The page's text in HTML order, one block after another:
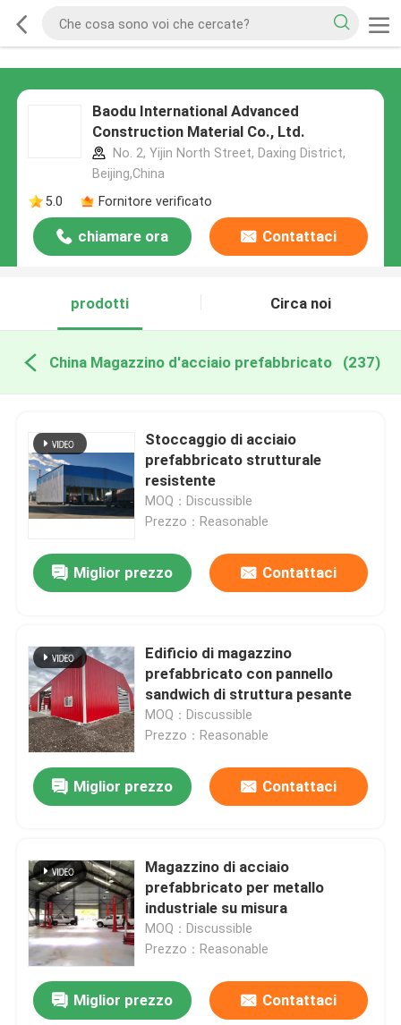
Baodu International Advanced
Construction Material Co., Ltd.
No. 2, Yijin North Street, Daxing District,
Beijing,China
5.0
Fornitore verificato
chiamare ora Contattaci
prodotti Circa noi
China Magazzino d'acciaio prefabbricato (237)
Stoccaggio di acciaio
prefabbricato strutturale
resistente
MOQ：Discussible
Prezzo：Reasonable
Miglior prezzo Contattaci
Edificio di magazzino
prefabbricato con pannello
sandwich di struttura pesante
MOQ：Discussible
Prezzo：Reasonable
Miglior prezzo Contattaci
Magazzino di acciaio
prefabbricato per metallo
industriale su misura
MOQ：Discussible
Prezzo：Reasonable
Miglior prezzo Contattaci